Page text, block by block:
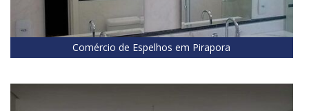
Comércio de Espelhos em Pirapora